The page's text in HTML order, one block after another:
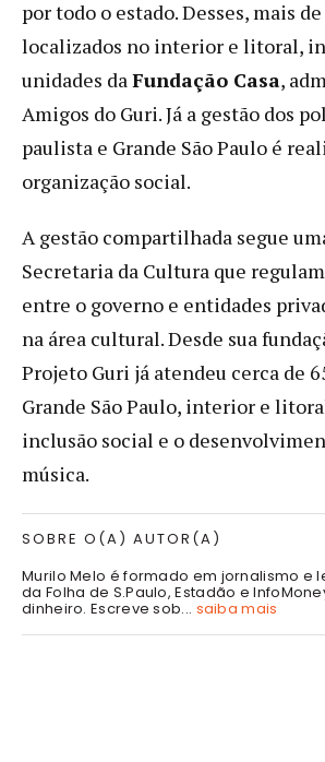
por todo o estado. Desses, mais
localizados no interior e litoral,
unidades daFundação Casa,
Amigos do Guri. Já a gestão dos
paulista e Grande São Paulo é
organização social.
A gestão compartilhada segue
Secretaria da Cultura que
entre o governo e entidades
na área cultural. Desde sua
Projeto Guri já atendeu cerca de
Grande São Paulo, interior e
inclusão social e o
música.
SOBRE O(A) AUTOR(A)
Murilo Melo é formado em jornalismo e
da Folha de S.Paulo, Estadão e
dinheiro. Escreve sob... saiba mais